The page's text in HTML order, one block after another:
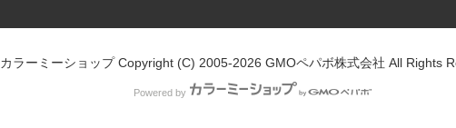
カラーミーショップCopyright (C) 2005-2026 GMOペパボ株式会社 All Rights
Powered by